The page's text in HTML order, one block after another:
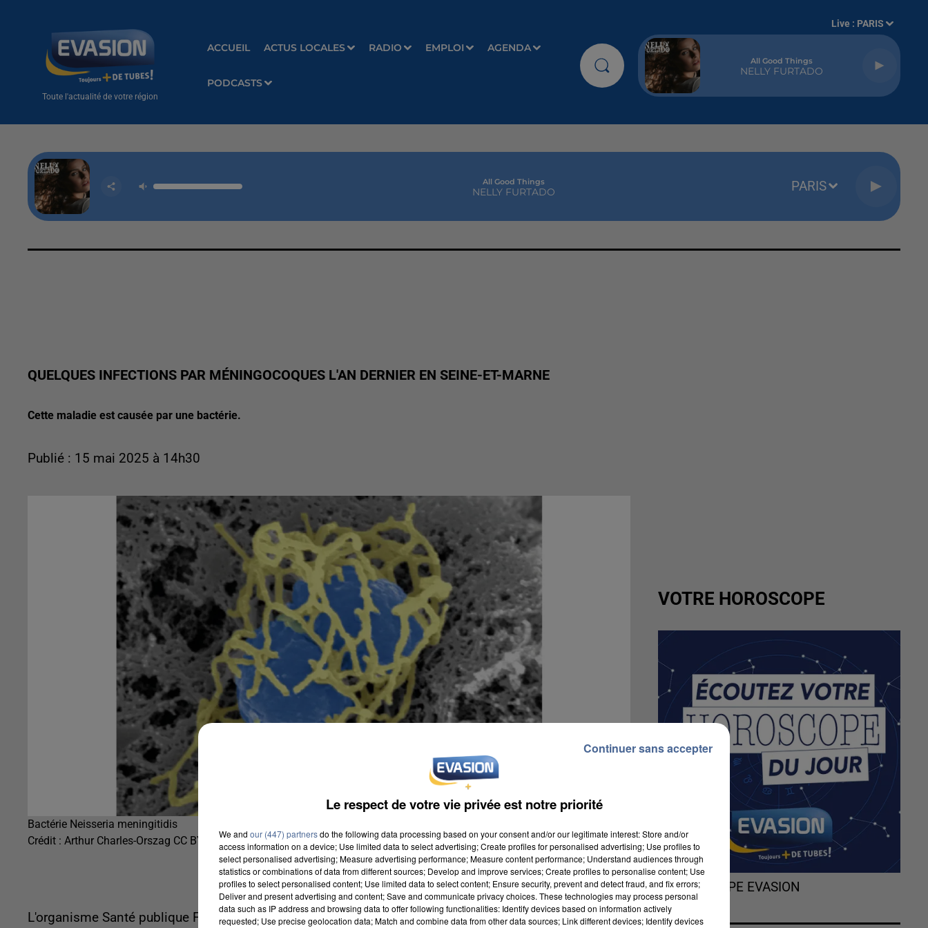
Toute l'actualité de votre région
ACCUEIL ACTUS LOCALES RADIO EMPLOI AGENDA
PODCASTS
Live : PARIS
All Good Things
NELLY FURTADO
All Good Things
NELLY FURTADO PARIS
QUELQUES INFECTIONS PAR MÉNINGOCOQUES L'AN DERNIER EN SEINE-ET-MARNE
Cette maladie est causée par une bactérie.
Publié : 15 mai 2025 à 14h30
Bactérie Neisseria meningitidis
Crédit : Arthur Charles-Orszag CC BY SA 4.0
L'organisme Santé publique France lance un regard dans le rétroviseur sur les données sanitaires
VOTRE HOROSCOPE
L'HOROSCOPE EVASION
Le respect de votre vie privée est notre priorité
We and our (447) partnersdo the following data processing based on your consent and/or our legitimate interest: Store and/or
access information on a device; Use limited data to select advertising; Create profiles for personalised advertising; Use profiles to
select personalised advertising; Measure advertising performance; Measure content performance; Understand audiences through
statistics or combinations of data from different sources; Develop and improve services; Create profiles to personalise content; Use
profiles to select personalised content; Use limited data to select content; Ensure security, prevent and detect fraud, and fix errors;
Deliver and present advertising and content; Save and communicate privacy choices. These technologies may process personal
data such as IP address and browsing data to offer following functionalities: Identify devices based on information actively
requested; Use precise geolocation data; Match and combine data from other data sources; Link different devices; Identify devices
Continuer sans accepter